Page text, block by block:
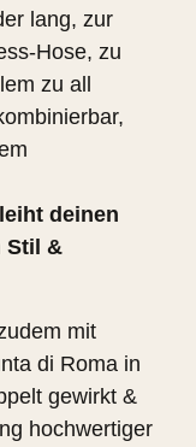
lang, zur
Hose, zu
zu all
deinen
Stil &
mit
di Roma in
gewirkt &
hochwertiger